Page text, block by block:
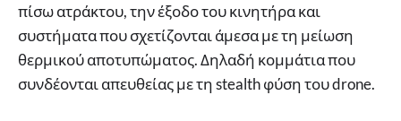
πίσω ατράκτου, την έξοδο του κινητήρα και
συστήματα που σχετίζονται άμεσα με τη μείωση
θερμικού αποτυπώματος. Δηλαδή κομμάτια που
συνδέονται απευθείας με τη stealth φύση του drone.